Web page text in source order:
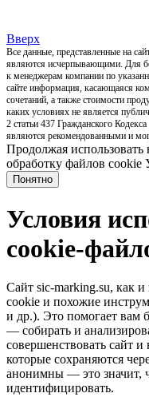
Вверх
Все данные, представленные на
являются исчерпывающими. Для
к менеджерам компании по
сайте информация, касающаяся
сочетаний, а также стоимости
каких условиях не является
2 статьи 437 Гражданского
являются рекомендованными и
Продолжая использовать
обработку файлов cookie
Понятно
Условия
cookie-
Сайт sic-marking.su, как
cookie и похожие
и др.). Это помогает вам
— собирать и
совершенствовать сайт
которые сохраняются
анонимны — это значит,
идентифицировать.